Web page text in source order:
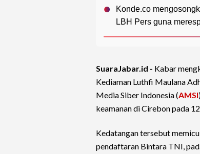
Konde.co
LBH Pers guna
SuaraJabar.id - Kabar
Kediaman Luthfi Maulana
Media Siber Indonesia (AMSI
keamanan di Cirebon pada
Kedatangan tersebut
pendaftaran Bintara TNI,